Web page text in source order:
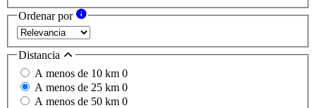
Ordenar por
Distancia
A menos de 10 km 0
A menos de 25 km 0
A menos de 50 km 0